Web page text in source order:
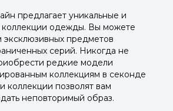
предлагает уникальные и
одежды. Вы можете
эксклюзивных предметов
серий. Никогда не
редкие модели
коллекциям в секонде
коллекции позволят вам
неповторимый образ.